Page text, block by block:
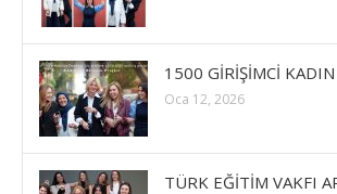
1500 GİRİŞİMCİ
Oca 12, 2026
TÜRK EĞİTİM VAKFI